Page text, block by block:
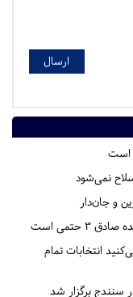
است
نمی‌شود
و جان‌دار
حتمی است
انتخابات تمام
سنندج برگزار شد